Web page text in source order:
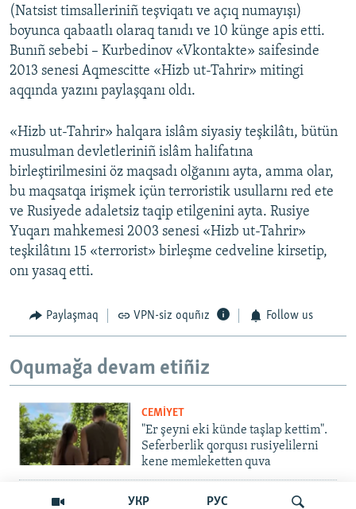
УКР РУС
(Natsist timsalleriniñ teşviqatı ve açıq numayışı)
boyunca qabaatlı olaraq tanıdı ve 10 künge apis etti.
Bunıñ sebebi – Kurbedinov «Vkontakte» saifesinde
2013 senesi Aqmescitte «Hizb ut-Tahrir» mitingi
aqqında yazını paylaşqanı oldı.
«Hizb ut-Tahrir» halqara islâm siyasiy teşkilâtı, bütün
musulman devletleriniñ islâm halifatına
birleştirilmesini öz maqsadı olğanını ayta, amma olar,
bu maqsatqa irişmek içün terroristik usullarnı red ete
ve Rusiyede adaletsiz taqip etilgenini ayta. Rusiye
Yuqarı mahkemesi 2003 senesi «Hizb ut-Tahrir»
teşkilâtını 15 «terrorist» birleşme cedveline kirsetip,
onı yasaq etti.
Paylaşmaq VPN-siz oquñız Follow us
Oqumağa devam etiñiz
CEMİYET
"Er şeyni eki künde taşlap kettim".
Seferberlik qorqusı rusiyelilerni
kene memleketten quva
İNSAN AQLARI